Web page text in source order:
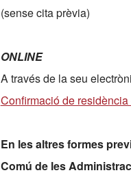
(sense cita prèvia)
ONLINE
A través de la seu
Confirmació de
En les altres formes
Comú de les